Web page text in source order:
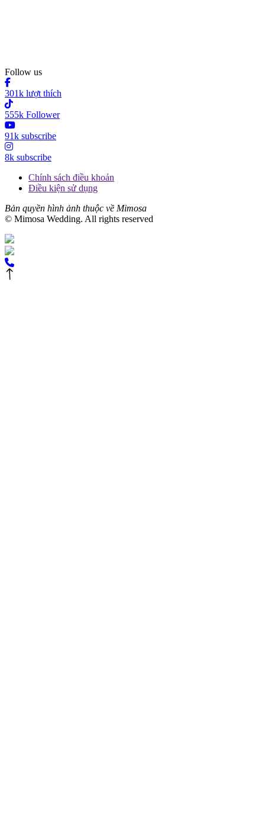
Follow us
301k lượt thích
555k Follower
91k subscribe
8k subscribe
Chính sách điều khoản
Điều kiện sử dụng
Bản quyền hình ảnh thuộc về Mimosa
© Mimosa Wedding. All rights reserved